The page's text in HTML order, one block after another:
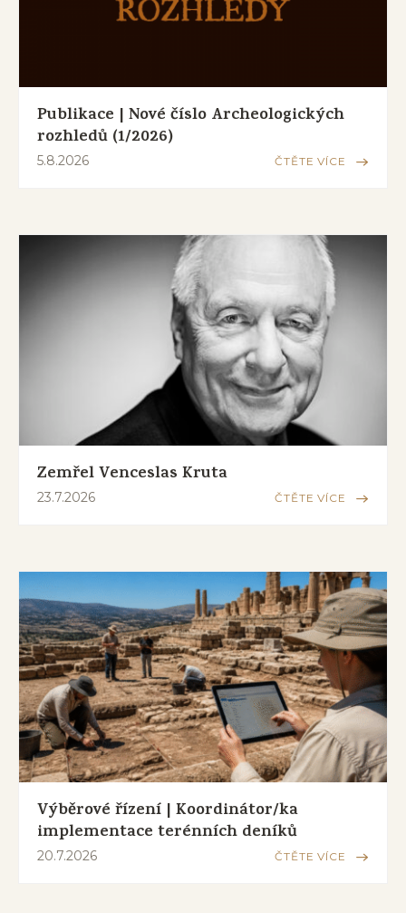
Publikace | Nové číslo Archeologických
rozhledů (1/2026)
5.8.2026 ČTĚTE VÍCE
Zemřel Venceslas Kruta
23.7.2026 ČTĚTE VÍCE
Výběrové řízení | Koordinátor/ka
implementace terénních deníků
20.7.2026 ČTĚTE VÍCE